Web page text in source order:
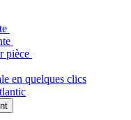
pièce
en quelques clics